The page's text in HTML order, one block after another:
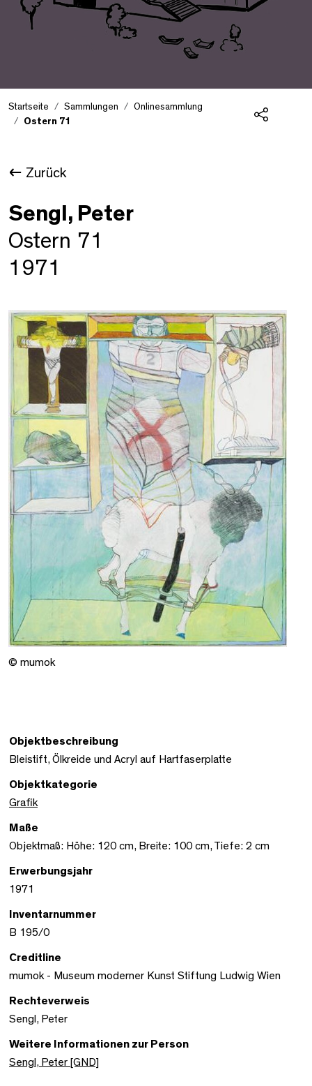
Startseite Sammlungen
Onlinesammlung
Ostern 71
Zurück
Sengl, Peter
Ostern 71
1971
© mumok
Objektbeschreibung
Bleistift, Ölkreide und Acryl auf Hartfaserplatte
Objektkategorie
Grafik
Maße
Objektmaß: Höhe: 120 cm, Breite: 100 cm, Tiefe: 2 cm
Erwerbungsjahr
1971
Inventarnummer
B 195/0
Creditline
mumok - Museum moderner Kunst Stiftung Ludwig Wien
Rechteverweis
Sengl, Peter
Weitere Informationen zur Person
Sengl, Peter [GND]